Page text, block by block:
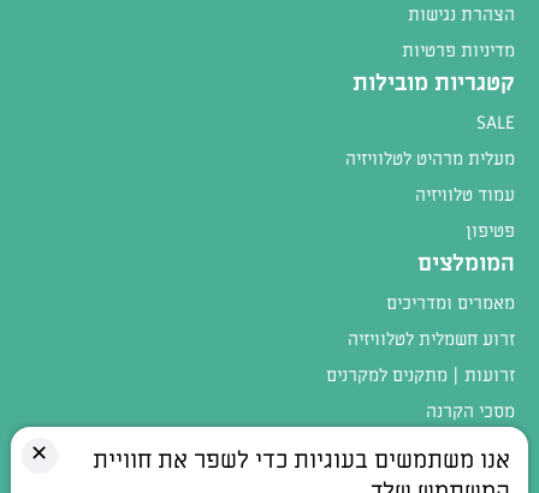
הצהרת נגישות
מדיניות פרטיות
קטגריות מובילות
SALE
מעלית מרהיט לטלוויזיה
עמוד טלוויזיה
פטיפון
המומלצים
מאמרים ומדריכים
זרוע חשמלית לטלוויזיה
זרועות | מתקנים למקרנים
מסכי הקרנה
✕
אנו משתמשים בעוגיות כדי לשפר את חוויית